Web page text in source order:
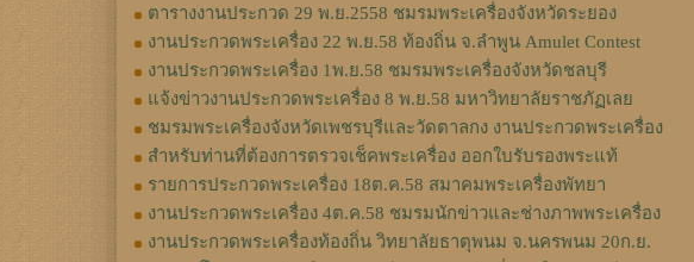
ตารางงานประกวด 29 พ.ย.2558 ชมรมพระเครื่องจังหวัดระยอง
งานประกวดพระเครื่อง 22 พ.ย.58 ท้องถิ่น จ.ลำพูน Amulet Contest
งานประกวดพระเครื่อง 1พ.ย.58 ชมรมพระเครื่องจังหวัดชลบุรี
แจ้งข่าวงานประกวดพระเครื่อง 8 พ.ย.58 มหาวิทยาลัยราชภัฏเลย
ชมรมพระเครื่องจังหวัดเพชรบุรีและวัดตาลกง งานประกวดพระเครื่อง
สำหรับท่านที่ต้องการตรวจเช็คพระเครื่อง ออกใบรับรองพระแท้
รายการประกวดพระเครื่อง 18ต.ค.58 สมาคมพระเครื่องพัทยา
งานประกวดพระเครื่อง 4ต.ค.58 ชมรมนักข่าวและช่างภาพพระเครื่อง
งานประกวดพระเครื่องท้องถิ่น วิทยาลัยธาตุพนม จ.นครพนม 20ก.ย.